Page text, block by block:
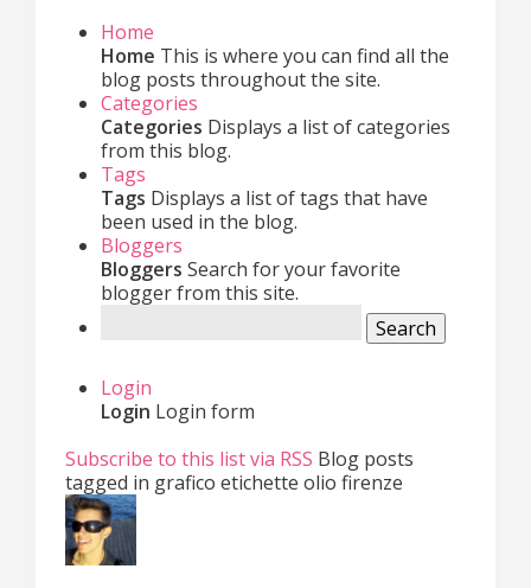
Home
Home This is where you can find all the
blog posts throughout the site.
Categories
Categories Displays a list of categories
from this blog.
Tags
Tags Displays a list of tags that have
been used in the blog.
Bloggers
Bloggers Search for your favorite
blogger from this site.
Search
Login
Login Login form
Subscribe to this list via RSS Blog posts
tagged in grafico etichette olio firenze